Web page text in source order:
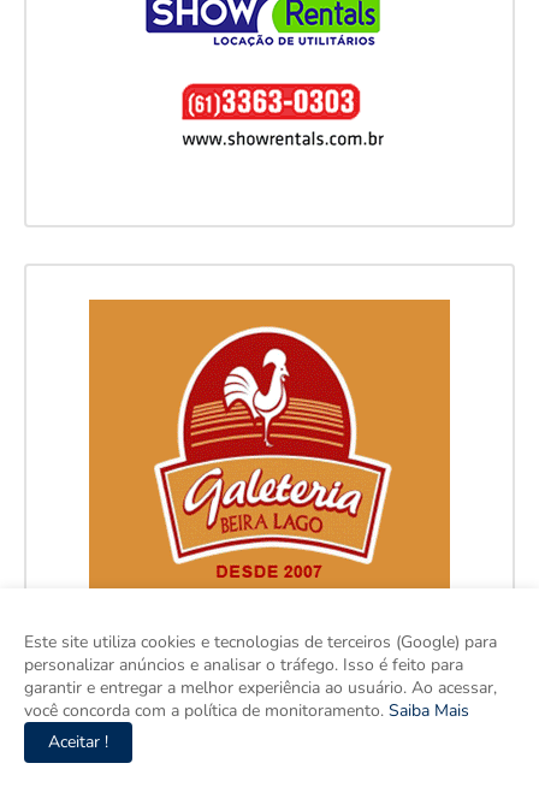
Este site utiliza cookies e tecnologias de terceiros (Google) para
personalizar anúncios e analisar o tráfego. Isso é feito para
garantir e entregar a melhor experiência ao usuário. Ao acessar,
você concorda com a política de monitoramento. Saiba Mais
Aceitar !